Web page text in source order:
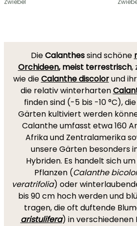
Zwiebel
DieCalanthessind schöne
Orchideen, meist terrestrisch,
wie dieCalanthe discolorund
die relativ winterharten
finden sind (-5 bis -10 °C),
Gärten kultiviert werden
Calanthe umfasst etwa 160
Afrika und Zentralamerika
unsere Gärten besonders
Hybriden. Es handelt sich
Pflanzen (Calanthe
veratrifolia) oder
bis 90 cm hoch werden und
tragen, die oft duftende
aristulifera) in verschiedenen